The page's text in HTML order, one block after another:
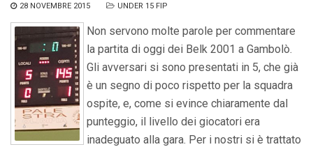
28 NOVEMBRE 2015 UNDER 15 FIP
Non servono molte parole per commentare
la partita di oggi dei Belk 2001 a Gambolò.
Gli avversari si sono presentati in 5, che già
è un segno di poco rispetto per la squadra
ospite, e, come si evince chiaramente dal
punteggio, il livello dei giocatori era
inadeguato alla gara. Per i nostri si è trattato